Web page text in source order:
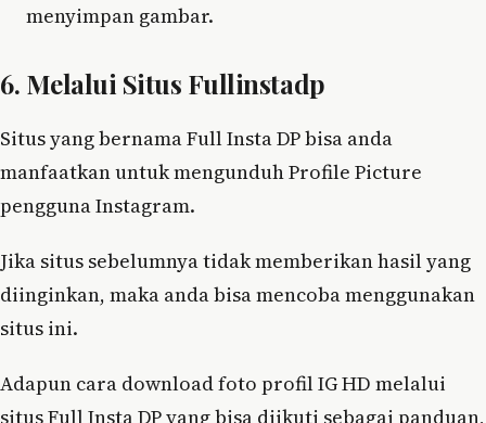
menyimpan gambar.
6. Melalui Situs Fullinstadp
Situs yang bernama Full Insta DP bisa anda
manfaatkan untuk mengunduh Profile Picture
pengguna Instagram.
Jika situs sebelumnya tidak memberikan hasil yang
diinginkan, maka anda bisa mencoba menggunakan
situs ini.
Adapun cara download foto profil IG HD melalui
situs Full Insta DP yang bisa diikuti sebagai panduan,